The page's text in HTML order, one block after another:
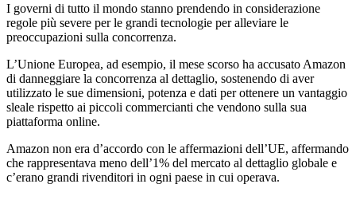
I governi di tutto il mondo stanno prendendo in considerazione
regole più severe per le grandi tecnologie per alleviare le
preoccupazioni sulla concorrenza.
L’Unione Europea, ad esempio, il mese scorso ha accusato Amazon
di danneggiare la concorrenza al dettaglio, sostenendo di aver
utilizzato le sue dimensioni, potenza e dati per ottenere un vantaggio
sleale rispetto ai piccoli commercianti che vendono sulla sua
piattaforma online.
Amazon non era d’accordo con le affermazioni dell’UE, affermando
che rappresentava meno dell’1% del mercato al dettaglio globale e
c’erano grandi rivenditori in ogni paese in cui operava.